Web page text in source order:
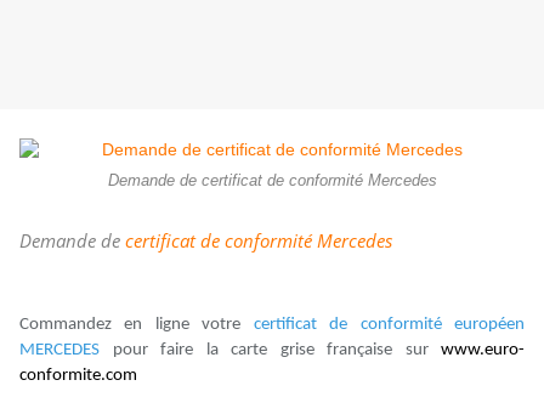
Demande de certificat de conformité Mercedes
Demande de certificat de conformité Mercedes
Commandez en ligne votre certificat de conformité européen
MERCEDES pour faire la carte grise française sur www.euro-
conformite.com